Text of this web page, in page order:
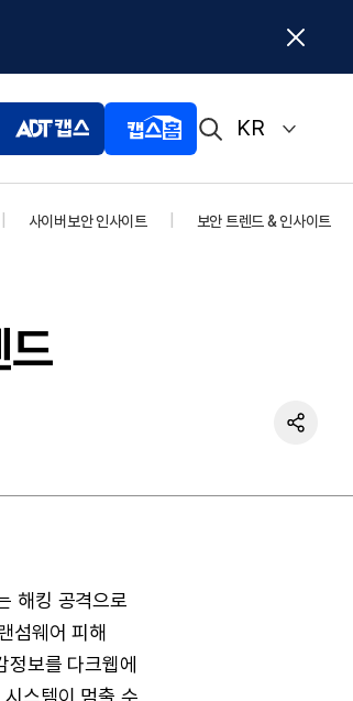
KR
사이버보안 인사이트 보안 트렌드 & 인사이트
해킹 공격으로
섬웨어 피해
보를 다크웹에
스템이 멈출 수